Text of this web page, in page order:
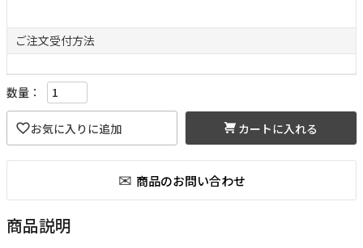
ご注文受付方法
カートに入れる
商品説明